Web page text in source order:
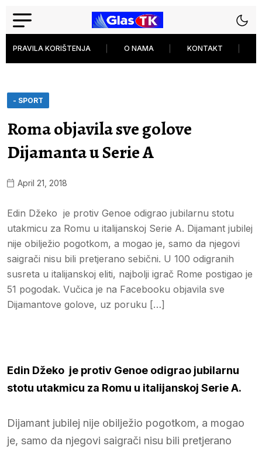
PRAVILA KORIŠTENJA O NAMA KONTAKT
- SPORT
Roma objavila sve golove
Dijamanta u Serie A
April 21, 2018
Edin Džeko je protiv Genoe odigrao jubilarnu stotu
utakmicu za Romu u italijanskoj Serie A. Dijamant jubilej
nije obilježio pogotkom, a mogao je, samo da njegovi
saigrači nisu bili pretjerano sebični. U 100 odigranih
susreta u italijanskoj eliti, najbolji igrač Rome postigao je
51 pogodak. Vučica je na Facebooku objavila sve
Dijamantove golove, uz poruku […]
Edin Džeko je protiv Genoe odigrao jubilarnu
stotu utakmicu za Romu u italijanskoj Serie A.
Dijamant jubilej nije obilježio pogotkom, a mogao
je, samo da njegovi saigrači nisu bili pretjerano